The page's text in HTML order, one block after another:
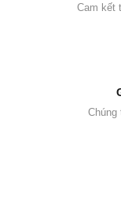
Cam kết
Chúng